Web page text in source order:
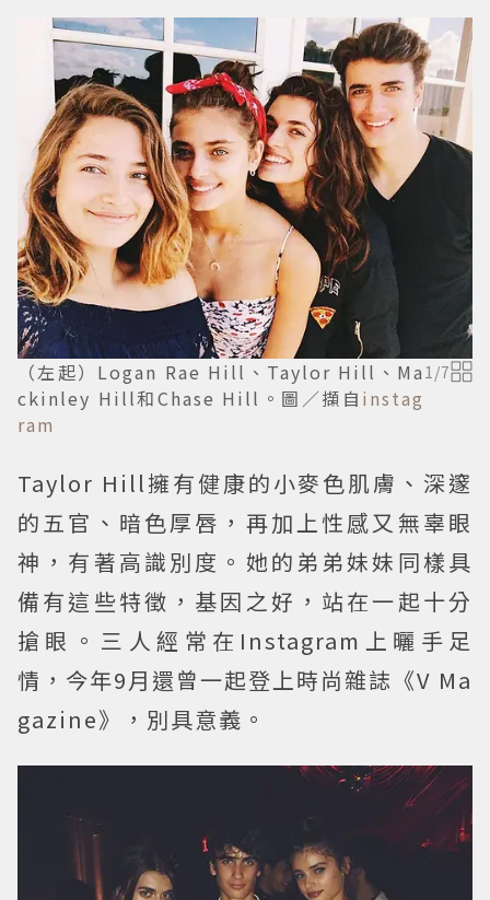
（左起）Logan Rae Hill、Taylor Hill、Ma
ckinley Hill和Chase Hill。圖／擷自 instag
ram
1 /7
Taylor Hill擁有健康的小麥色肌膚、深邃
的五官、暗色厚唇，再加上性感又無辜眼
神，有著高識別度。她的弟弟妹妹同樣具
備有這些特徵，基因之好，站在一起十分
搶眼。三人經常在Instagram上曬手足
情，今年9月還曾一起登上時尚雜誌《V Ma
gazine》，別具意義。